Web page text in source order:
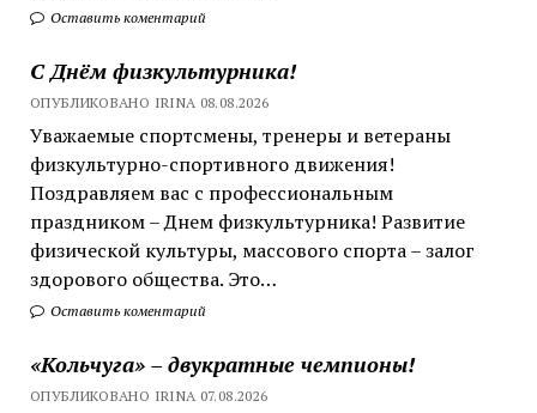
Оставить коментарий
С Днём физкультурника!
ОПУБЛИКОВАНО IRINA 08.08.2026
Уважаемые спортсмены, тренеры и ветераны
физкультурно-спортивного движения!
Поздравляем вас с профессиональным
праздником – Днем физкультурника! Развитие
физической культуры, массового спорта – залог
здорового общества. Это…
Оставить коментарий
«Кольчуга» – двукратные чемпионы!
ОПУБЛИКОВАНО IRINA 07.08.2026